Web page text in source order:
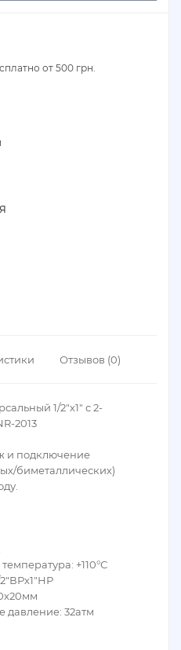
от 500 грн.
Отзывов (0)
1/2"х1" с 2-
2013
и подключение
биметаллических)
+110°С
давление: 32атм